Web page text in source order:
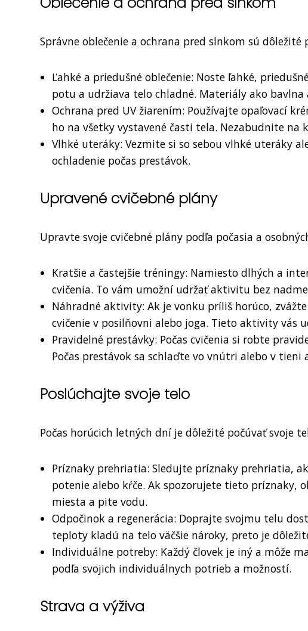
Správne oblečenie a ochrana pred slnkom sú dôležité
Ľahké a priedušné oblečenie: Noste ľahké,
potu a udržiava telo chladné. Materiály ako
Ochrana pred UV žiarením: Používajte opaľovací
ho na všetky vystavené časti tela. Nezabudnite na
Vlhké uteráky: Vezmite si so sebou vlhké uteráky
ochladenie počas prestávok.
Upravené cvičebné plány
Upravte svoje cvičebné plány podľa počasia a
Kratšie a častejšie tréningy: Namiesto dlhých a
cvičenia. To vám umožní udržať aktivitu bez
Náhradné aktivity: Ak je vonku príliš horúco,
cvičenie v posilňovni alebo joga. Tieto aktivity vás
Pravidelné prestávky: Počas cvičenia si robte
Počas prestávok sa schlaďte vo vnútri alebo v
Poslúchajte svoje telo
Počas horúcich letných dní je dôležité počúvať svoje
Príznaky prehriatia: Sledujte príznaky prehriatia,
potenie alebo kŕče. Ak spozorujete tieto príznaky,
miesta a pite vodu.
Odpočinok a regenerácia: Doprajte svojmu telu
teploty kladú na telo väčšie nároky, preto je
Individuálne potreby: Každý človek je iný a môže
podľa svojich individuálnych potrieb a možností.
Strava a výživa